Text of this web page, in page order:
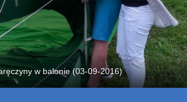
w balonie (03-09-2016)